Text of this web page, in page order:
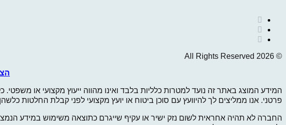
© 2026 All Rights Reserved
המידע המוצג באתר זה נועד למטרות כלליות בלבד ואינו מהווה ייעוץ מקצועי או
פרטני. אנו ממליצים לך להיוועץ עם סוכן ביטוח או יועץ מקצועי לפני קבלת החלטות
החברה לא תהיה אחראית לשום נזק ישיר או עקיף שייגרם כתוצאה משימוש במידע